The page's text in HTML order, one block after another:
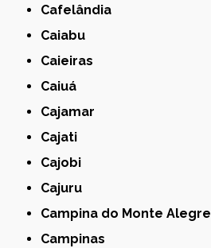
Cafelândia
Caiabu
Caieiras
Caiuá
Cajamar
Cajati
Cajobi
Cajuru
Campina do Monte Alegre
Campinas